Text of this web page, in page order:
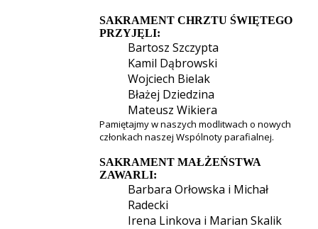
SAKRAMENT CHRZTU ŚWIĘTEGO
PRZYJĘLI:
Bartosz Szczypta
Kamil Dąbrowski
Wojciech Bielak
Błażej Dziedzina
Mateusz Wikiera
Pamiętajmy w naszych modlitwach o nowych
członkach naszej Wspólnoty parafialnej.
SAKRAMENT MAŁŻEŃSTWA
ZAWARLI:
Barbara Orłowska i Michał
Radecki
Irena Linkova i Marian Skalik